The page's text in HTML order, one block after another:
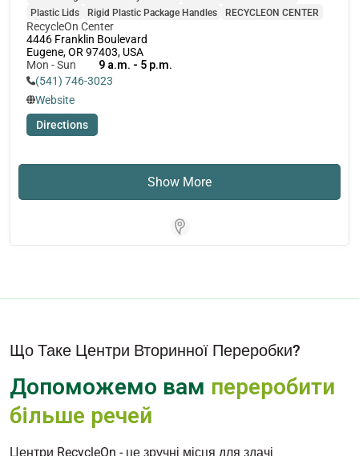
Plastic Lids
Rigid Plastic Package Handles RECYCLEON CENTER
RecycleOn Center
4446 Franklin Boulevard
Eugene, OR 97403, USA
Mon - Sun
9 a.m. - 5 p.m.
(541) 746-3023
Website
Directions
Show More
Store Locator for WordPress
Що Таке Центри Вторинної Переробки?
Допоможемо вам переробити
більше речей
Центри RecycleOn - це зручні місця для здачі